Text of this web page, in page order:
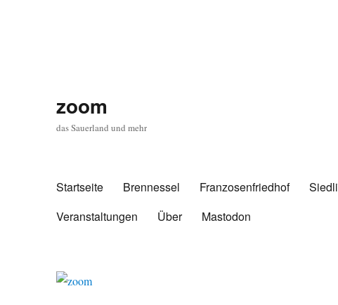
zoom
das Sauerland und mehr
Startseite Brennessel Franzosenfriedhof
Veranstaltungen
Über Mastodon